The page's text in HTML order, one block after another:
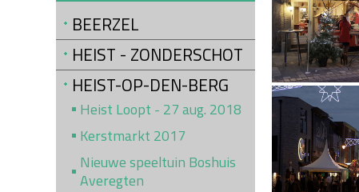
BEERZEL
HEIST - ZONDERSCHOT
HEIST-OP-DEN-BERG
Heist Loopt - 27 aug. 2018
Kerstmarkt 2017
Nieuwe speeltuin Boshuis
Averegten